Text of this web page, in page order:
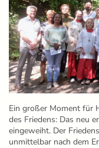
Ein großer Moment für
des Friedens: Das neu
eingeweiht. Der
unmittelbar nach dem